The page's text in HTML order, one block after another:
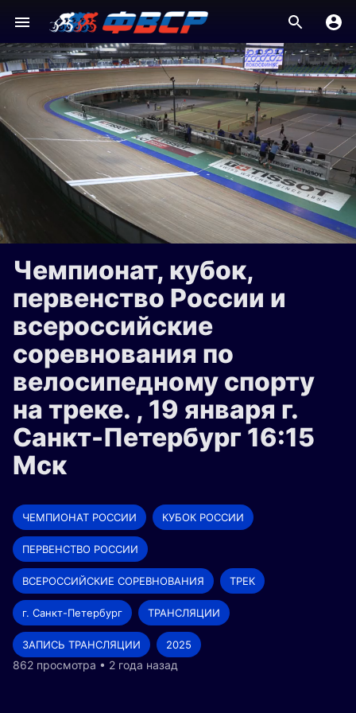
Чемпионат, кубок,
первенство России и
всероссийские
соревнования по
велосипедному спорту
на треке. , 19 января г.
Санкт-Петербург 16:15
Мск
ЧЕМПИОНАТ РОССИИ КУБОК РОССИИ
ПЕРВЕНСТВО РОССИИ
ВСЕРОССИЙСКИЕ СОРЕВНОВАНИЯ ТРЕК
г. Санкт-Петербург ТРАНСЛЯЦИИ
ЗАПИСЬ ТРАНСЛЯЦИИ 2025
862 просмотра • 2 года назад